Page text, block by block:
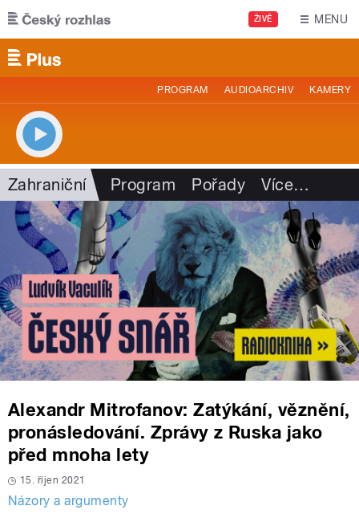
Přejít k hlavnímu obsahu
ŽIVĚ MENU
PROGRAM AUDIOARCHIV KAMERY
Zahraniční Program Pořady Více…
Alexandr Mitrofanov: Zatýkání, věznění,
pronásledování. Zprávy z Ruska jako
před mnoha lety
15. říjen 2021
Názory a argumenty